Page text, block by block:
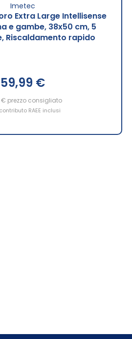
Imetec
Extra Large Intellisense
e gambe, 38x50 cm, 5
Riscaldamento rapido
59,99 €
€ prezzo consigliato
RAEE inclusi